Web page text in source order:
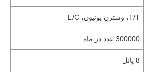
T/T، وسترن یونیون، L/C
300000 عدد در ماه
8 پانل